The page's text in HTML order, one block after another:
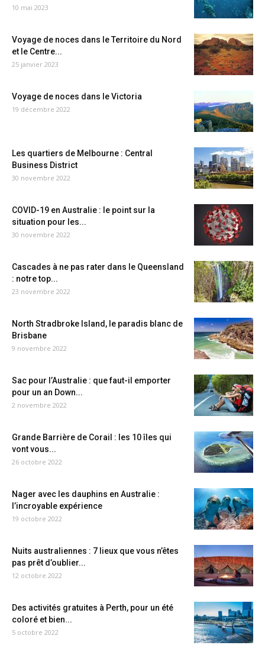
10 mai 2023
Voyage de noces dans le Territoire du Nord
et le Centre...
25 janvier 2023
Voyage de noces dans le Victoria
19 décembre 2022
Les quartiers de Melbourne : Central
Business District
30 novembre 2022
COVID-19 en Australie : le point sur la
situation pour les...
30 novembre 2022
Cascades à ne pas rater dans le Queensland
: notre top...
23 novembre 2022
North Stradbroke Island, le paradis blanc de
Brisbane
9 novembre 2022
Sac pour l’Australie : que faut-il emporter
pour un an Down...
2 novembre 2022
Grande Barrière de Corail : les 10 îles qui
vont vous...
26 octobre 2022
Nager avec les dauphins en Australie :
l’incroyable expérience
19 octobre 2022
Nuits australiennes : 7 lieux que vous n’êtes
pas prêt d’oublier...
12 octobre 2022
Des activités gratuites à Perth, pour un été
coloré et bien...
5 octobre 2022